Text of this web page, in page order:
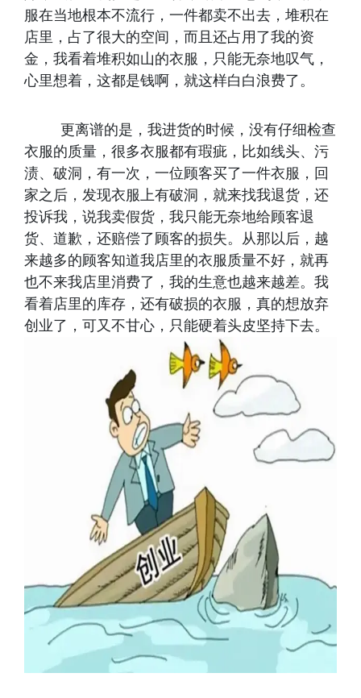
服在当地根本不流行，一件都卖不出去，堆积在
店里，占了很大的空间，而且还占用了我的资
金，我看着堆积如山的衣服，只能无奈地叹气，
心里想着，这都是钱啊，就这样白白浪费了。
更离谱的是，我进货的时候，没有仔细检查
衣服的质量，很多衣服都有瑕疵，比如线头、污
渍、破洞，有一次，一位顾客买了一件衣服，回
家之后，发现衣服上有破洞，就来找我退货，还
投诉我，说我卖假货，我只能无奈地给顾客退
货、道歉，还赔偿了顾客的损失。从那以后，越
来越多的顾客知道我店里的衣服质量不好，就再
也不来我店里消费了，我的生意也越来越差。我
看着店里的库存，还有破损的衣服，真的想放弃
创业了，可又不甘心，只能硬着头皮坚持下去。